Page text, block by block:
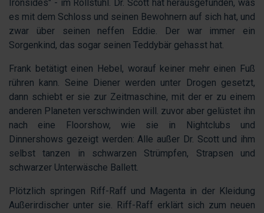
Ironsides" - im Rollstuhl. Dr. Scott hat herausgefunden, was
es mit dem Schloss und seinen Bewohnern auf sich hat, und
zwar über seinen neffen Eddie. Der war immer ein
Sorgenkind, das sogar seinen Teddybär gehasst hat.
Frank betätigt einen Hebel, worauf keiner mehr einen Fuß
rühren kann. Seine Diener werden unter Drogen gesetzt,
dann schiebt er sie zur Zeitmaschine, mit der er zu einem
anderen Planeten verschwinden will. zuvor aber gelüstet ihn
nach eine Floorshow, wie sie in Nightclubs und
Dinnershows gezeigt werden: Alle außer Dr. Scott und ihm
selbst tanzen in schwarzen Strümpfen, Strapsen und
schwarzer Unterwäsche Ballett.
Plötzlich springen Riff-Raff und Magenta in der Kleidung
Außerirdischer unter sie. Riff-Raff erklärt sich zum neuen